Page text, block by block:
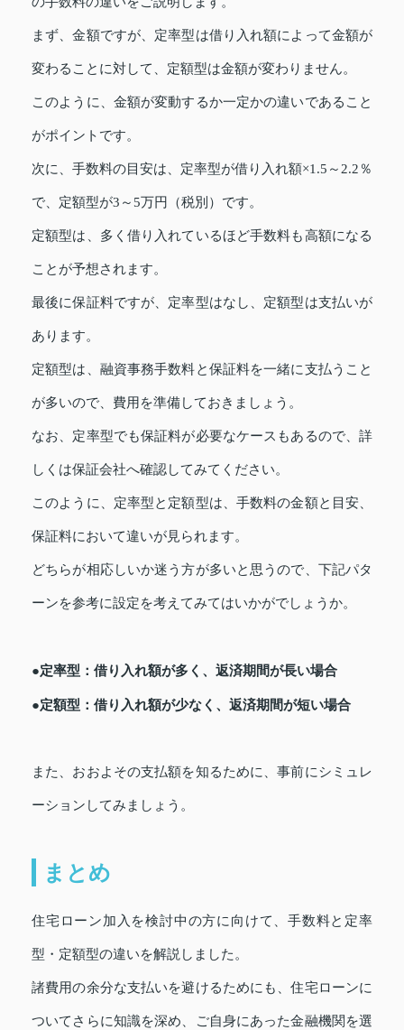
まず、金額ですが、定率型は借り入れ額によって金額が
変わることに対して、定額型は金額が変わりません。
このように、金額が変動するか一定かの違いであること
がポイントです。
次に、手数料の目安は、定率型が借り入れ額×1.5～2.2％
で、定額型が3～5万円（税別）です。
定額型は、多く借り入れているほど手数料も高額になる
ことが予想されます。
最後に保証料ですが、定率型はなし、定額型は支払いが
あります。
定額型は、融資事務手数料と保証料を一緒に支払うこと
が多いので、費用を準備しておきましょう。
なお、定率型でも保証料が必要なケースもあるので、詳
しくは保証会社へ確認してみてください。
このように、定率型と定額型は、手数料の金額と目安、
保証料において違いが見られます。
どちらが相応しいか迷う方が多いと思うので、下記パタ
ーンを参考に設定を考えてみてはいかがでしょうか。
●定率型：借り入れ額が多く、返済期間が長い場合
●定額型：借り入れ額が少なく、返済期間が短い場合
また、おおよその支払額を知るために、事前にシミュレ
ーションしてみましょう。
まとめ
住宅ローン加入を検討中の方に向けて、手数料と定率
型・定額型の違いを解説しました。
諸費用の余分な支払いを避けるためにも、住宅ローンに
ついてさらに知識を深め、ご自身にあった金融機関を選